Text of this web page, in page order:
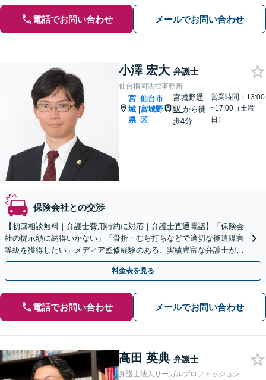
電話でお問い合わせ メールでお問い合わせ
小澤 宏大 弁護士
仙台榴岡法律事務所
宮
城
県
|
仙台市
宮城野
区
宮城野通
駅から徒
歩4分
営業時間：13:00
~17:00（土曜
日）
保険会社との交渉
【初回相談無料｜弁護士費用特約に対応｜弁護士直通電話】「保険会
社の提示額に納得いかない」「骨折・むち打ちなどで適切な後遺障害
等級を獲得したい」メディア監修経験のある、実績豊富な弁護士が早
めの解決をサポート！【夜間相談可】
料金表を見る
電話でお問い合わせ メールでお問い合わせ
髙田 英典 弁護士
弁護士法人リーガルプロフェッション